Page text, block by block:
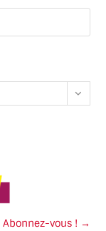
Abonnez-vous ! →